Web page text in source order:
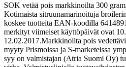
SOK vetää pois markkinoilta 300
Kotimaista sitruunamarinoituja
koskee tuotteita EAN-koodilla
merkityt viimeiset käyttöpäivät ovat
12.02.2017.Markkinoilta pois
myyty Prismoissa ja S-marketeissa
syy on valmistajan (Atria Suomi Oy)